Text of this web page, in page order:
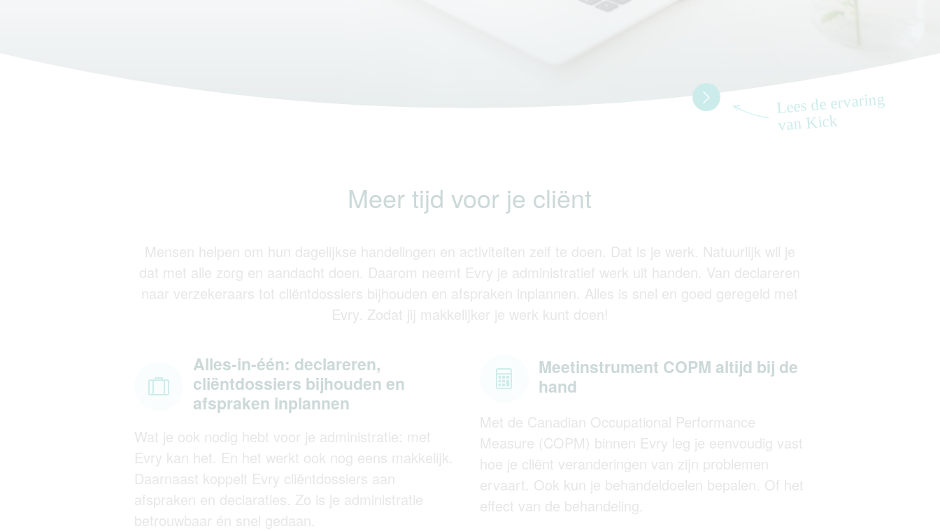
Lees de ervaring
van Kick
Meer tijd voor je cliënt
Mensen helpen om hun dagelijkse handelingen en activiteiten zelf te doen. Dat is je werk. Natuurlijk wil je
dat met alle zorg en aandacht doen. Daarom neemt Evry je administratief werk uit handen. Van declareren
naar verzekeraars tot cliëntdossiers bijhouden en afspraken inplannen. Alles is snel en goed geregeld met
Evry. Zodat jij makkelijker je werk kunt doen!
Alles-in-één: declareren,
cliëntdossiers bijhouden en
afspraken inplannen
Wat je ook nodig hebt voor je administratie: met
Evry kan het. En het werkt ook nog eens makkelijk.
Daarnaast koppelt Evry cliëntdossiers aan
afspraken en declaraties. Zo is je administratie
betrouwbaar én snel gedaan.
Meetinstrument COPM altijd bij de
hand
Met de Canadian Occupational Performance
Measure (COPM) binnen Evry leg je eenvoudig vast
hoe je cliënt veranderingen van zijn problemen
ervaart. Ook kun je behandeldoelen bepalen. Of het
effect van de behandeling.